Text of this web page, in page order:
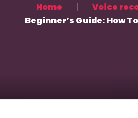
Home
Voice
Beginner’s Guide: How